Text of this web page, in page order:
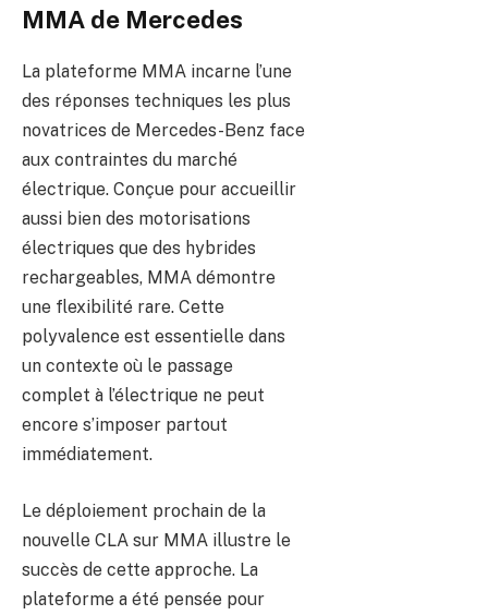
MMA de Mercedes
La plateforme MMA incarne l’une
des réponses techniques les plus
novatrices de Mercedes-Benz face
aux contraintes du marché
électrique. Conçue pour accueillir
aussi bien des motorisations
électriques que des hybrides
rechargeables, MMA démontre
une flexibilité rare. Cette
polyvalence est essentielle dans
un contexte où le passage
complet à l’électrique ne peut
encore s’imposer partout
immédiatement.
Le déploiement prochain de la
nouvelle CLA sur MMA illustre le
succès de cette approche. La
plateforme a été pensée pour